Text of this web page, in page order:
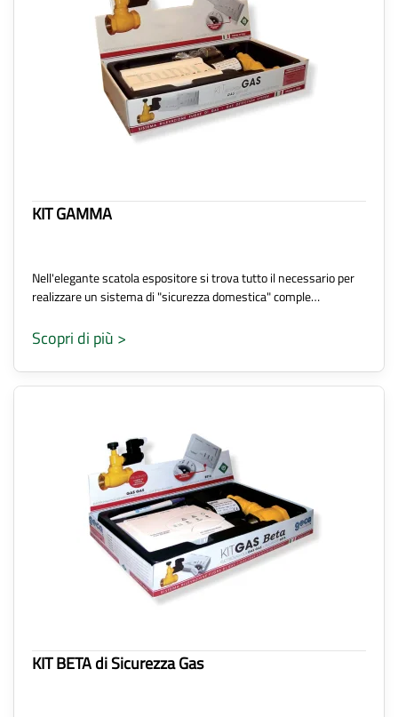
KIT GAMMA
Nell'elegante scatola espositore si trova tutto il necessario per
realizzare un sistema di "sicurezza domestica" comple…
Scopri di più >
KIT BETA di Sicurezza Gas